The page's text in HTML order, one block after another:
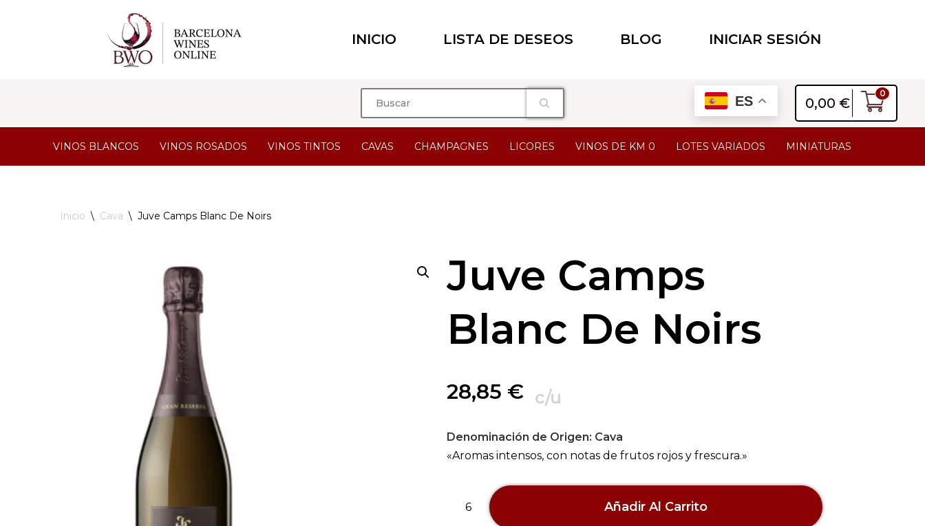
INICIO LISTA DE DESEOS BLOG INICIAR SESIÓN
ES 0,00 €
0
VINOS BLANCOS VINOS ROSADOS VINOS TINTOS CAVAS CHAMPAGNES LICORES VINOS DE KM 0 LOTES VARIADOS MINIATURAS
Inicio \ Cava \ Juve Camps Blanc De Noirs
Juve Camps
Blanc De Noirs
28,85 € c/u
Denominación de Origen: Cava
«Aromas intensos, con notas de frutos rojos y frescura.»
Añadir Al Carrito